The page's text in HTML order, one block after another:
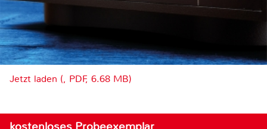
Jetzt laden (, PDF, 6.68 MB)